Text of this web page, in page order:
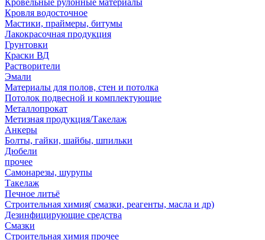
Кровельные рулонные материалы
Кровля водосточное
Мастики, праймеры, битумы
Лакокрасочная продукция
Грунтовки
Краски ВД
Растворители
Эмали
Материалы для полов, стен и потолка
Потолок подвесной и комплектующие
Металлопрокат
Метизная продукция/Такелаж
Анкеры
Болты, гайки, шайбы, шпильки
Дюбели
прочее
Самонарезы, шурупы
Такелаж
Печное литьё
Строительная химия( смазки, реагенты, масла и др)
Дезинфицирующие средства
Смазки
Строительная химия прочее